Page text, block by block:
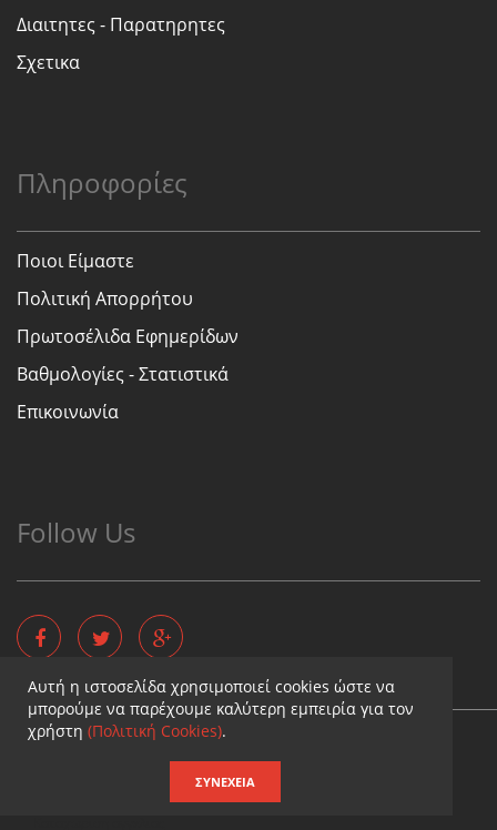
Διαιτητες - Παρατηρητες
Σχετικα
Πληροφορίες
Ποιοι Είμαστε
Πολιτική Απορρήτου
Πρωτοσέλιδα Εφημερίδων
Βαθμολογίες - Στατιστικά
Επικοινωνία
Follow Us
Copyright © - Diaititis.gr - All Rights Reserved.
Σχεδιασμός & κατασκευή ιστοσελίδων
Καταχωρηση επιχειρησης
Αυτή η ιστοσελίδα χρησιμοποιεί cookies ώστε να
μπορούμε να παρέχουμε καλύτερη εμπειρία για τον
χρήστη (Πολιτική Cookies).
ΣΥΝΈΧΕΙΑ